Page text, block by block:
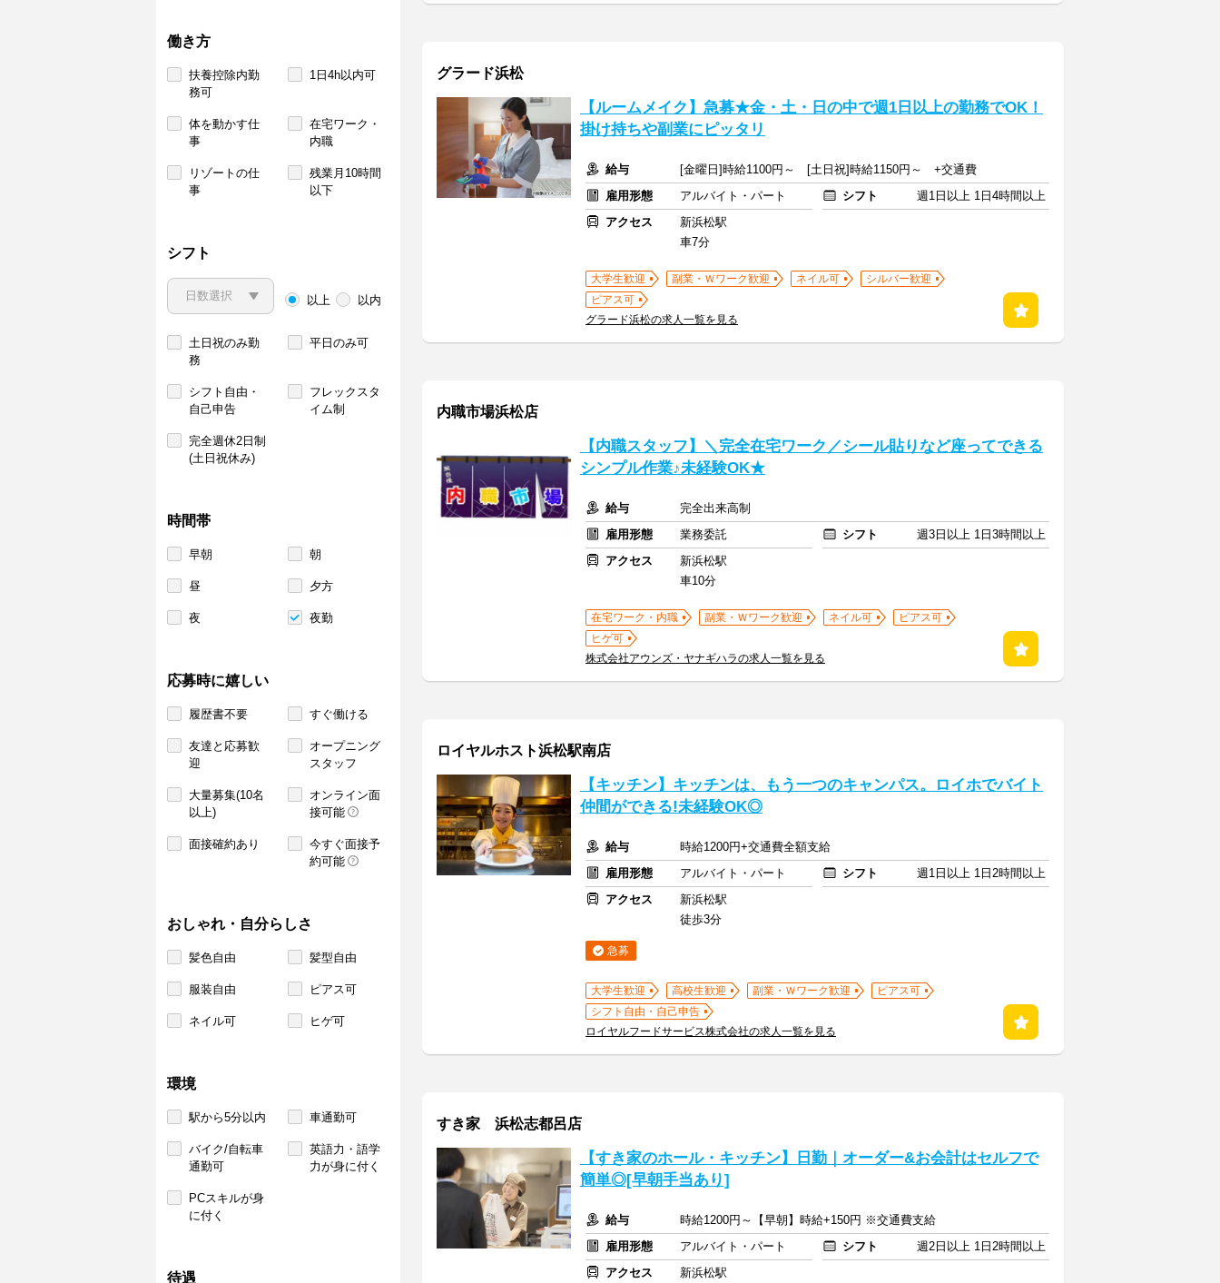
働き方
扶養控除内勤
務可
1日4h以内可
体を動かす仕
事
在宅ワーク・
内職
リゾートの仕
事
残業月10時間
以下
シフト
以上 以内
土日祝のみ勤
務
平日のみ可
シフト自由・
自己申告
フレックスタ
イム制
完全週休2日制
(土日祝休み)
時間帯
早朝 朝
昼 夕方
夜 夜勤
応募時に嬉しい
履歴書不要 すぐ働ける
友達と応募歓
迎
オープニング
スタッフ
大量募集(10名
以上)
オンライン面
接可能
面接確約あり
今すぐ面接予
約可能
おしゃれ・自分らしさ
髪色自由 髪型自由
服装自由 ピアス可
ネイル可 ヒゲ可
環境
駅から5分以内 車通勤可
バイク/自転車
通勤可
英語力・語学
力が身に付く
PCスキルが身
に付く
待遇
グラード浜松
【ルームメイク】急募★金・土・日の中で週1日以上の勤務でOK！
掛け持ちや副業にピッタリ
給与
[金曜日]時給1100円～ [土日祝]時給1150円～ +交通費
雇用形態
アルバイト・パート シフト
週1日以上 1日4時間以上
アクセス
新浜松駅
車7分
大学生歓迎 副業・Ｗワーク歓迎 ネイル可
シルバー歓迎
ピアス可
グラード浜松の求人一覧を見る
内職市場浜松店
【内職スタッフ】＼完全在宅ワーク／シール貼りなど座ってできる
シンプル作業♪未経験OK★
給与
完全出来高制
雇用形態
業務委託 シフト
週3日以上 1日3時間以上
アクセス
新浜松駅
車10分
在宅ワーク・内職 副業・Ｗワーク歓迎 ネイル可
ピアス可
ヒゲ可
株式会社アウンズ・ヤナギハラの求人一覧を見る
ロイヤルホスト浜松駅南店
【キッチン】キッチンは、もう一つのキャンパス。ロイホでバイト
仲間ができる!未経験OK◎
給与
時給1200円+交通費全額支給
雇用形態
アルバイト・パート シフト
週1日以上 1日2時間以上
アクセス
新浜松駅
徒歩3分
急募
大学生歓迎 高校生歓迎 副業・Ｗワーク歓迎
ピアス可
シフト自由・自己申告
ロイヤルフードサービス株式会社の求人一覧を見る
すき家 浜松志都呂店
【すき家のホール・キッチン】日勤｜オーダー&お会計はセルフで
簡単◎[早朝手当あり]
給与
時給1200円～【早朝】時給+150円 ※交通費支給
雇用形態
アルバイト・パート シフト
週2日以上 1日2時間以上
アクセス
新浜松駅